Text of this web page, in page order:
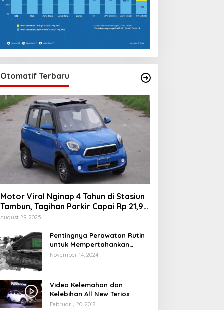
Otomatif Terbaru
Motor Viral Nginap 4 Tahun di Stasiun
Tambun, Tagihan Parkir Capai Rp 21,9
Juta
August 29, 2025
Pentingnya Perawatan Rutin
untuk Mempertahankan
Kinerja Optimal Mesin Motor
November 14, 2024
Video Kelemahan dan
Kelebihan All New Terios
February 20, 2018